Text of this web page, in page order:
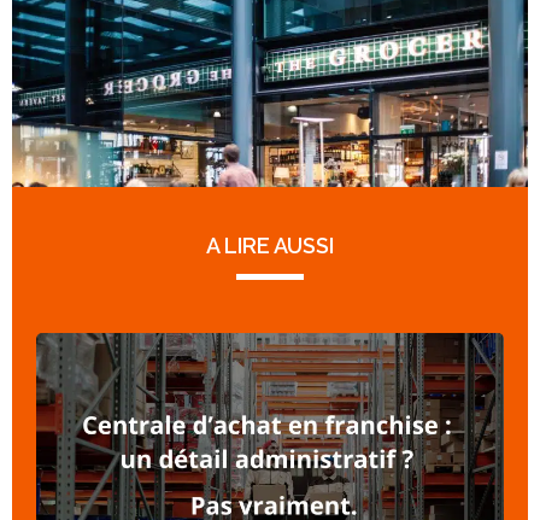
A LIRE AUSSI